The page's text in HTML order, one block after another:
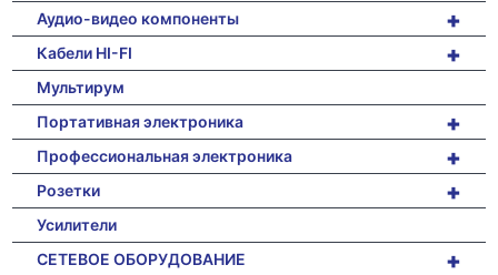
+
Аудио-видео компоненты
+
Кабели HI-FI
Мультирум
+
Портативная электроника
+
Профессиональная электроника
+
Розетки
Усилители
+
СЕТЕВОЕ ОБОРУДОВАНИЕ